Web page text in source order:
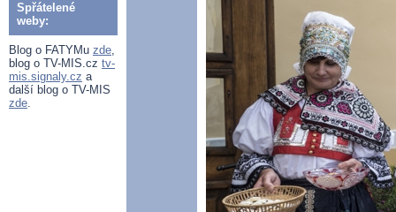
Spřátelené
weby:
Blog o FATYMu zde,
blog o TV-MIS.cz tv-
mis.signaly.cz a
další blog o TV-MIS
zde.